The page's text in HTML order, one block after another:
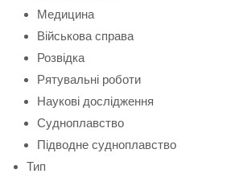
Медицина
Військова справа
Розвідка
Рятувальні роботи
Наукові дослідження
Судноплавство
Підводне судноплавство
Тип